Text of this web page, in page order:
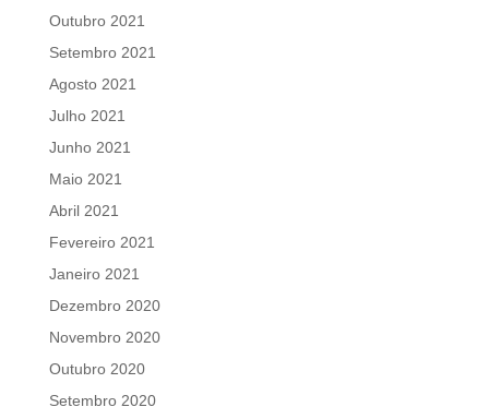
Outubro 2021
Setembro 2021
Agosto 2021
Julho 2021
Junho 2021
Maio 2021
Abril 2021
Fevereiro 2021
Janeiro 2021
Dezembro 2020
Novembro 2020
Outubro 2020
Setembro 2020